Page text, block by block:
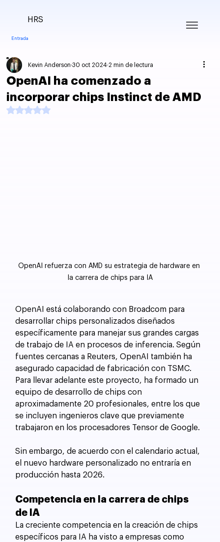
Entrada
HRS
OpenAI ha comenzado a
incorporar chips Instinct de AMD
Kevin Anderson 30 oct 2024 2 min de lectura
Obtuvo NaN de 5 estrellas.
OpenAI refuerza con AMD su estrategia de hardware en
la carrera de chips para IA
OpenAI está colaborando con Broadcom para
desarrollar chips personalizados diseñados
específicamente para manejar sus grandes cargas
de trabajo de IA en procesos de inferencia. Según
fuentes cercanas a Reuters, OpenAI también ha
asegurado capacidad de fabricación con TSMC.
Para llevar adelante este proyecto, ha formado un
equipo de desarrollo de chips con
aproximadamente 20 profesionales, entre los que
se incluyen ingenieros clave que previamente
trabajaron en los procesadores Tensor de Google.
Sin embargo, de acuerdo con el calendario actual,
el nuevo hardware personalizado no entraría en
producción hasta 2026.
Competencia en la carrera de chips
de IA
La creciente competencia en la creación de chips
específicos para IA ha visto a empresas como